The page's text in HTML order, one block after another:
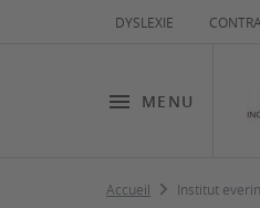
DYSLEXIE
MENU
Accueil Institut